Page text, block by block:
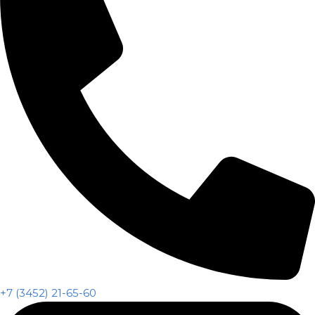
+7 (3452) 21-65-60